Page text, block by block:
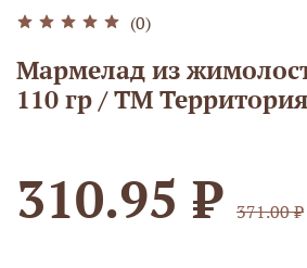
(0)
Мармелад из
110 гр / ТМ
310.95 ₽ 371.00 ₽